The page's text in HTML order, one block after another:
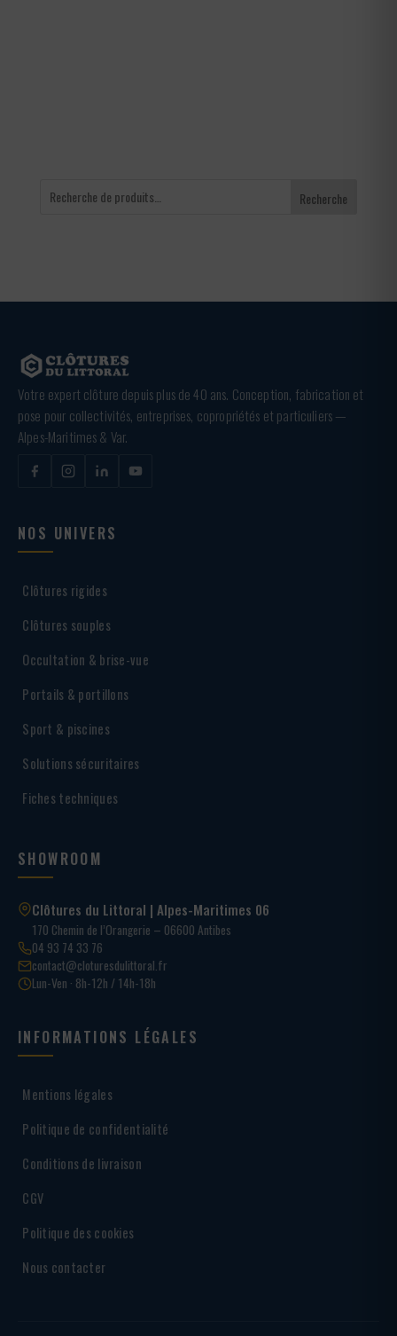
Recherche
Votre expert clôture depuis plus de 40 ans. Conception, fabrication et
pose pour collectivités, entreprises, copropriétés et particuliers —
Alpes-Maritimes & Var.
NOS UNIVERS
Clôtures rigides
Clôtures souples
Occultation & brise-vue
Portails & portillons
Sport & piscines
Solutions sécuritaires
Fiches techniques
SHOWROOM
Clôtures du Littoral | Alpes-Maritimes 06
170 Chemin de l’Orangerie – 06600 Antibes
04 93 74 33 76
contact@cloturesdulittoral.fr
Lun-Ven · 8h-12h / 14h-18h
INFORMATIONS LÉGALES
Mentions légales
Politique de confidentialité
Conditions de livraison
CGV
Politique des cookies
Nous contacter